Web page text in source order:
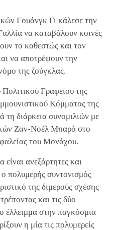
Γουάνγκ Γι κάλεσε την
να καταβάλουν κοινές
το καθεστώς και τον
να αποτρέψουν την
της ζούγκλας.
Γραφείου της
Κόμματος της
διάρκεια συνομιλιών με
Ζαν-Νοέλ Μπαρό στο
του Μονάχου.
ανεξάρτητες και
πολυμερής συντονισμός
της διμερούς σχέσης
και τις δύο
έλλειμμα στην παγκόσμια
η μία τις πολυμερείς